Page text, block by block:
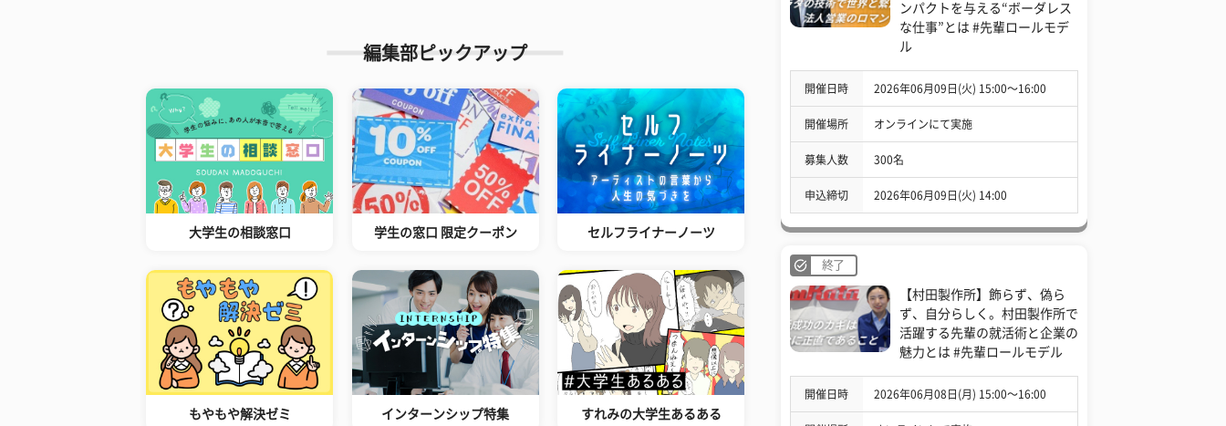
編集部ピックアップ
大学生の相談窓口 学生の窓口 限定クーポン セルフライナーノーツ
もやもや解決ゼミ インターンシップ特集 すれみの大学生あるある
ンパクトを与える“ボーダレス
な仕事”とは #先輩ロールモデ
ル
開催日時 2026年06月09日(火) 15:00〜16:00
開催場所 オンラインにて実施
募集人数 300名
申込締切 2026年06月09日(火) 14:00
終了
【村田製作所】飾らず、偽ら
ず、自分らしく。村田製作所で
活躍する先輩の就活術と企業の
魅力とは #先輩ロールモデル
開催日時 2026年06月08日(月) 15:00〜16:00